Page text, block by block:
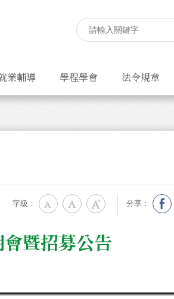
業輔導 學程學會 法令規章
字級： 分享：
暨招募公告